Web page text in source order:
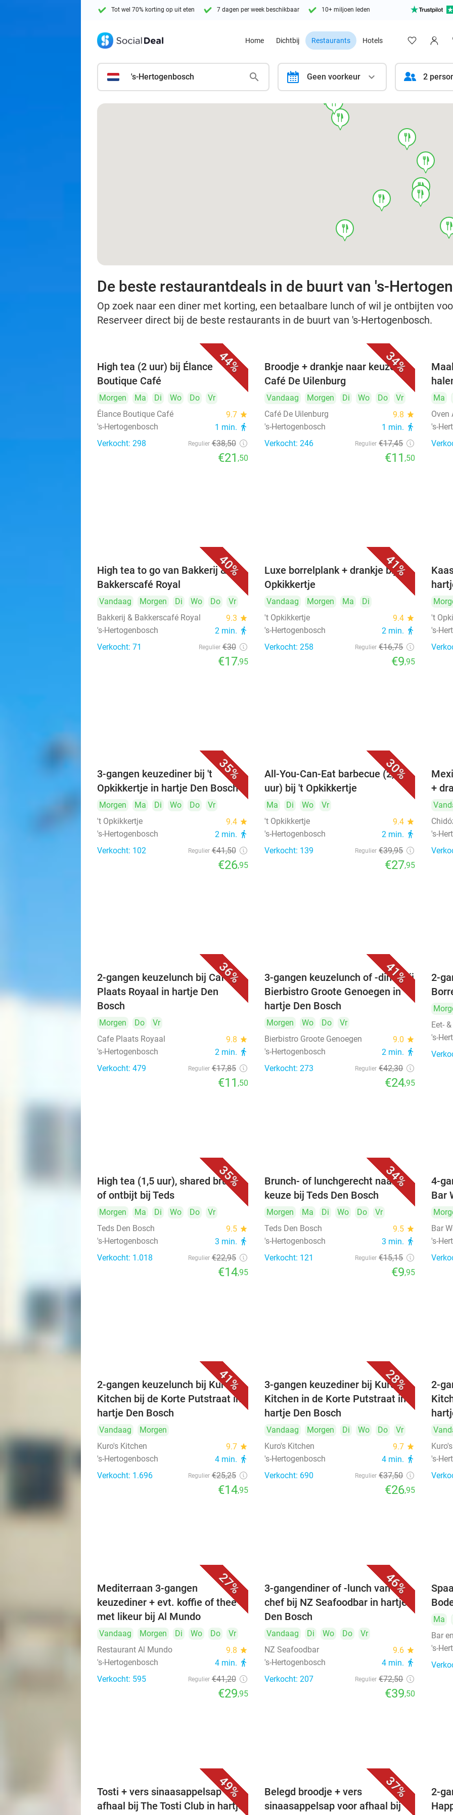
Tot wel 70% korting op uit eten 7 dagen per week beschikbaar 10+ miljoen leden
Home Dichtbij Restaurants Hotels
's-Hertogenbosch calendar Geen voorkeur 2
food
food
food
food
food
food
food
food
food
food
De beste restaurantdeals in de buurt van 's-
Op zoek naar een diner met korting, een betaalbare lunch of wil je ontbijten
Reserveer direct bij de beste restaurants in de buurt van 's-Hertogenbosch.
44%
High tea (2 uur) bij Élance
Boutique Café
Morgen Ma Di Wo Do
Vr
Élance Boutique Café
9.7 star
's-Hertogenbosch 1 min. directions_walk
Verkocht: 298 Regulier €38,50
€21 ,50
34%
Broodje + drankje naar keuze bij
Café De Uilenburg
Vandaag Morgen Di Wo Do
Vr
Café De Uilenburg
9.8 star
's-Hertogenbosch 1 min. directions_walk
Verkocht: 246 Regulier €17,45
€11,50
Ma
Oven
's-
40%
High tea to go van Bakkerij &
Bakkerscafé Royal
Vandaag Morgen Di Wo Do
Vr
Bakkerij & Bakkerscafé Royal
9.3 star
's-Hertogenbosch 2 min. directions_walk
Verkocht: 71 Regulier €30
€17,95
41%
Luxe borrelplank + drankje bij 't
Opkikkertje
Vandaag Morgen Ma
Di
't Opkikkertje
9.4 star
's-Hertogenbosch 2 min. directions_walk
Verkocht: 258 Regulier €16,75
€9,95
't
's-
35%
3-gangen keuzediner bij 't
Opkikkertje in hartje Den Bosch
Morgen Ma Di Wo Do
Vr
't Opkikkertje
9.4 star
's-Hertogenbosch 2 min. directions_walk
Verkocht: 102 Regulier €41,50
€26,95
30%
All-You-Can-Eat barbecue (2,5
uur) bij 't Opkikkertje
Ma Di Wo
Vr
't Opkikkertje
9.4 star
's-Hertogenbosch 2 min. directions_walk
Verkocht: 139 Regulier €39,95
€27,95
+
's-
36%
2-gangen keuzelunch bij Café
Plaats Royaal in hartje Den
Bosch
Morgen Do
Vr
Cafe Plaats Royaal
9.8 star
's-Hertogenbosch 2 min. directions_walk
Verkocht: 479 Regulier €17,85
€11 ,50
41%
3-gangen keuzelunch of -diner bij
Bierbistro Groote Genoegen in
hartje Den Bosch
Morgen Wo Do
Vr
Bierbistro Groote Genoegen
9.0 star
's-Hertogenbosch 2 min. directions_walk
Verkocht: 273 Regulier €42,30
€24,95
2-
Eet-
's-
35%
High tea (1,5 uur), shared brunch
of ontbijt bij Teds
Morgen Ma Di Wo Do
Vr
Teds Den Bosch
9.5 star
's-Hertogenbosch 3 min. directions_walk
Verkocht: 1.018 Regulier €22,95
€14,95
34%
Brunch- of lunchgerecht naar
keuze bij Teds Den Bosch
Morgen Ma Di Wo Do
Vr
Teds Den Bosch
9.5 star
's-Hertogenbosch 3 min. directions_walk
Verkocht: 121 Regulier €15,15
€9,95
4-
Bar
Bar
's-
41%
2-gangen keuzelunch bij Kuro's
Kitchen bij de Korte Putstraat in
hartje Den Bosch
Vandaag
Morgen
Kuro's Kitchen
9.7 star
's-Hertogenbosch 4 min. directions_walk
Verkocht: 1.696 Regulier €25,25
€14,95
28%
3-gangen keuzediner bij Kuro's
Kitchen in de Korte Putstraat in
hartje Den Bosch
Vandaag Morgen Di Wo Do
Vr
Kuro's Kitchen
9.7 star
's-Hertogenbosch 4 min. directions_walk
Verkocht: 690 Regulier €37,50
€26,95
2-
's-
27%
Mediterraan 3-gangen
keuzediner + evt. koffie of thee
met likeur bij Al Mundo
Vandaag Morgen Di Wo Do
Vr
Restaurant Al Mundo
9.8 star
's-Hertogenbosch 4 min. directions_walk
Verkocht: 595 Regulier €41,20
€29,95
46%
3-gangendiner of -lunch van de
chef bij NZ Seafoodbar in hartje
Den Bosch
Vandaag Di Wo Do
Vr
NZ Seafoodbar
9.6 star
's-Hertogenbosch 4 min. directions_walk
Verkocht: 207 Regulier €72,50
€39,50
Ma
Bar
's-
49%
Tosti + vers sinaasappelsap voor
afhaal bij The Tosti Club in hartje
37%
Belegd broodje + vers
sinaasappelsap voor afhaal bij
2-